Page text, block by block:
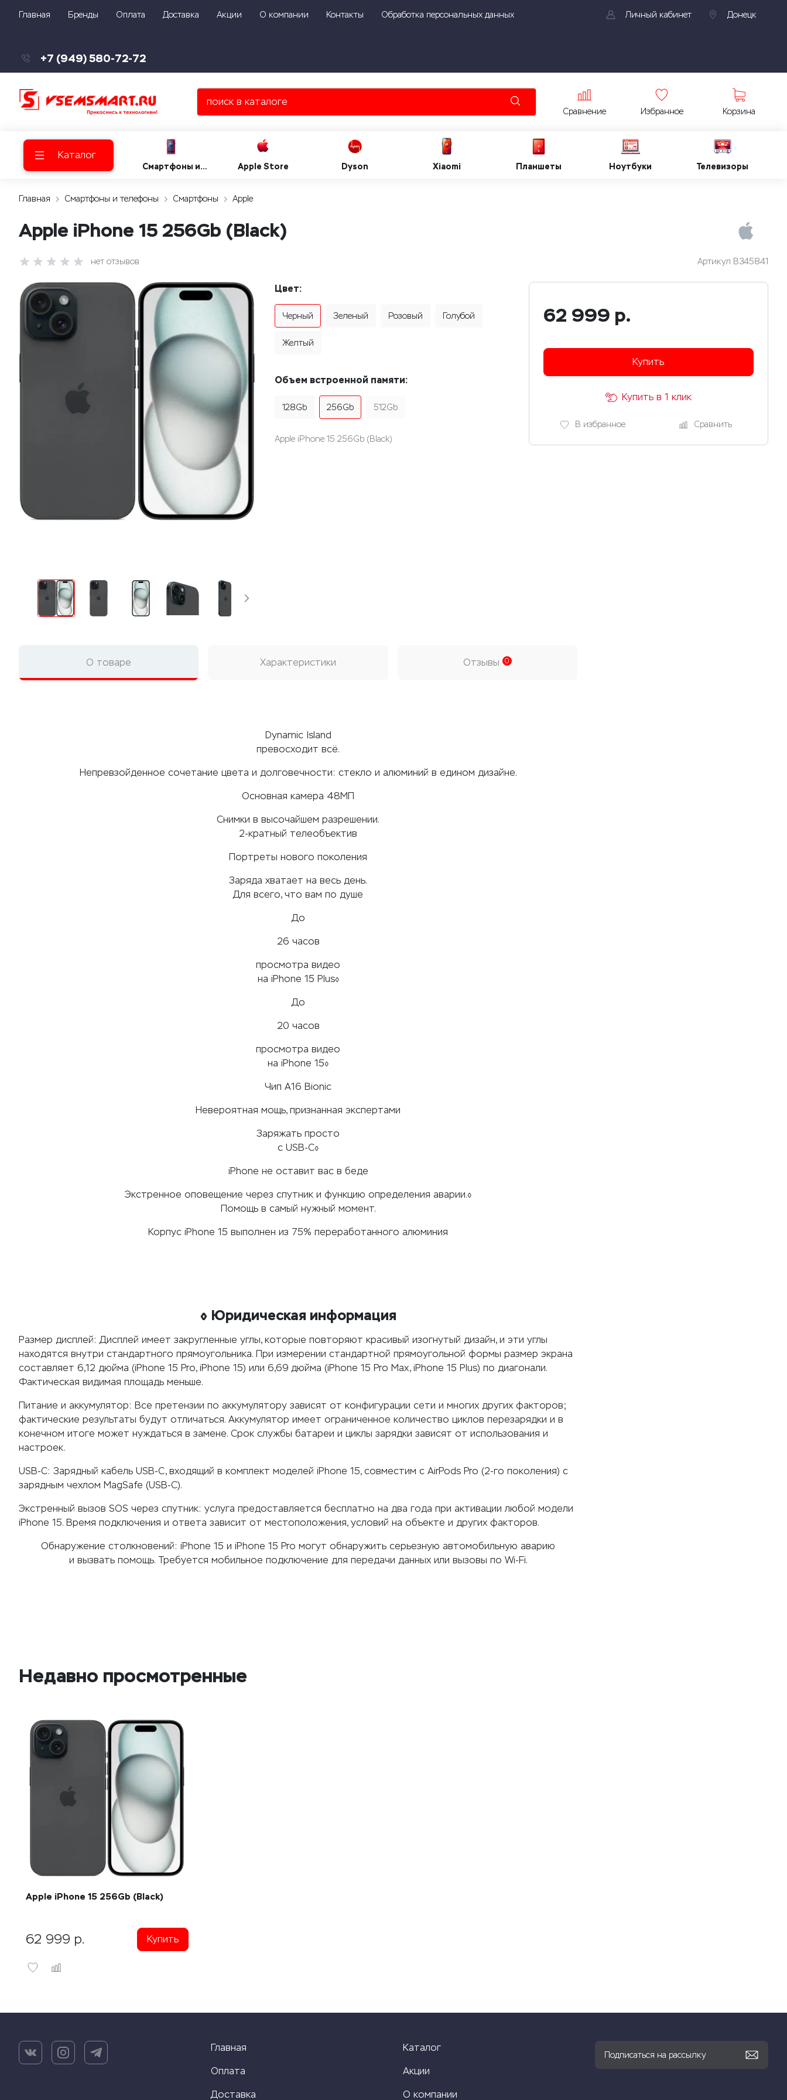
Главная Бренды Оплата Доставка Акции О компании Контакты Обработка персональных данных Личный кабинет Донецк
+7 (949) 580-72-72
Сравнение Избранное Корзина
Каталог
Смартфоны и
Apple Store Dyson Xiaomi Планшеты Ноутбуки Телевизоры
Главная Смартфоны и телефоны Смартфоны Apple
Артикул B345841
Apple iPhone 15 256Gb (Black)
нет отзывов
Цвет:
Черный Зеленый Розовый Голубой
Желтый
Объем встроенной памяти:
128Gb 256Gb 512Gb
Apple iPhone 15 256Gb (Black)
62 999 р.
Купить
В избранное Сравнить
Купить в 1 клик
О товаре Характеристики Отзывы 0
Dynamic Island
превосходит всё.
Непревзойденное сочетание цвета и долговечности: стекло и алюминий в едином дизайне.
Основная камера 48МП
Снимки в высочайшем разрешении.
2-кратный телеобъектив
Портреты нового поколения
Заряда хватает на весь день.
Для всего, что вам по душе
До
26 часов
просмотра видео
на iPhone 15 Plus◊
До
20 часов
просмотра видео
на iPhone 15◊
Чип A16 Bionic
Невероятная мощь, признанная экспертами
Заряжать просто
с USB-C◊
iPhone не оставит вас в беде
Экстренное оповещение через спутник и функцию определения аварии.◊
Помощь в самый нужный момент.
Корпус iPhone 15 выполнен из 75% переработанного алюминия
◊Юридическая информация
Размер дисплей: Дисплей имеет закругленные углы, которые повторяют красивый изогнутый дизайн, и эти углы
находятся внутри стандартного прямоугольника. При измерении стандартной прямоугольной формы размер экрана
составляет 6,12 дюйма (iPhone 15 Pro, iPhone 15) или 6,69 дюйма (iPhone 15 Pro Max, iPhone 15 Plus) по диагонали.
Фактическая видимая площадь меньше.
Питание и аккумулятор: Все претензии по аккумулятору зависят от конфигурации сети и многих других факторов;
фактические результаты будут отличаться. Аккумулятор имеет ограниченное количество циклов перезарядки и в
конечном итоге может нуждаться в замене. Срок службы батареи и циклы зарядки зависят от использования и
настроек.
USB-C: Зарядный кабель USB-C, входящий в комплект моделей iPhone 15, совместим с AirPods Pro (2-го поколения) с
зарядным чехлом MagSafe (USB‑C).
Экстренный вызов SOS через спутник: услуга предоставляется бесплатно на два года при активации любой модели
iPhone 15. Время подключения и ответа зависит от местоположения, условий на объекте и других факторов.
Обнаружение столкновений: iPhone 15 и iPhone 15 Pro могут обнаружить серьезную автомобильную аварию
и вызвать помощь. Требуется мобильное подключение для передачи данных или вызовы по Wi-Fi.
Недавно просмотренные
Apple iPhone 15 256Gb (Black)
62 999 р. Купить
Главная
Оплата
Доставка
Каталог
Акции
О компании